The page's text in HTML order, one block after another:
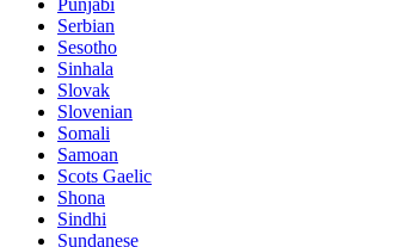
Serbian
Sesotho
Sinhala
Slovak
Slovenian
Somali
Samoan
Scots Gaelic
Shona
Sindhi
Sundanese